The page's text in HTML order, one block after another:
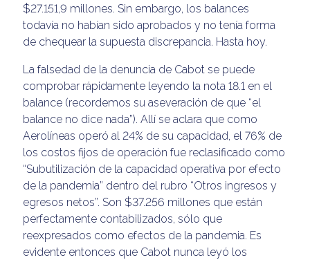
$27.151,9 millones. Sin embargo, los balances
todavía no habían sido aprobados y no tenía forma
de chequear la supuesta discrepancia. Hasta hoy.
La falsedad de la denuncia de Cabot se puede
comprobar rápidamente leyendo la nota 18.1 en el
balance (recordemos su aseveración de que “el
balance no dice nada”). Allí se aclara que como
Aerolíneas operó al 24% de su capacidad, el 76% de
los costos fijos de operación fue reclasificado como
“Subutilización de la capacidad operativa por efecto
de la pandemia” dentro del rubro “Otros ingresos y
egresos netos”. Son $37.256 millones que están
perfectamente contabilizados, sólo que
reexpresados como efectos de la pandemia. Es
evidente entonces que Cabot nunca leyó los